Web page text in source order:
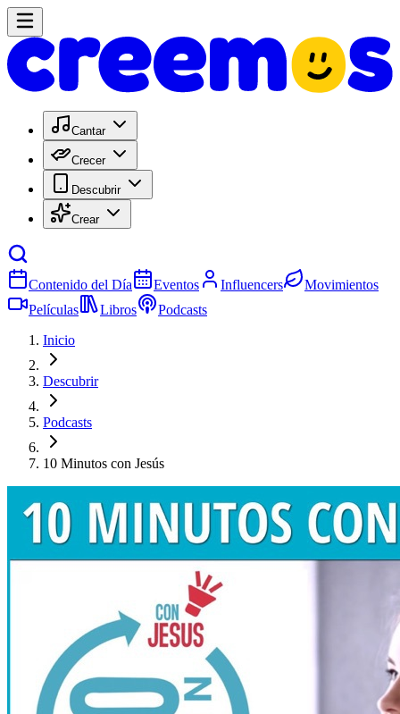
Cantar
Crecer
Descubrir
Crear
Contenido del Día Eventos Influencers
Movimientos
Películas
Libros
Podcasts
Inicio
Descubrir
Podcasts
10 Minutos con Jesús